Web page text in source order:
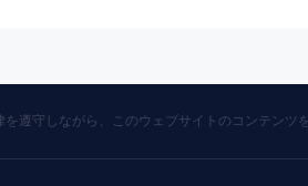
遵守しながら、このウェブサイトのコンテンツ